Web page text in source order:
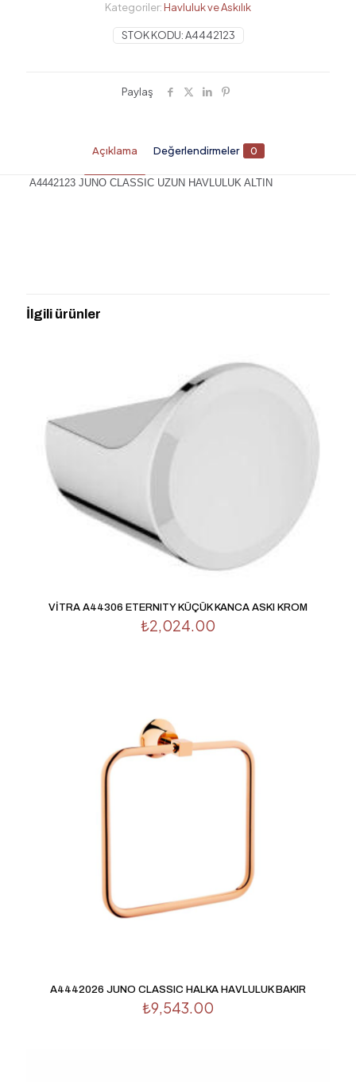
STOK KODU:A4442123
Kategoriler: Havluluk ve Askılık
Paylaş
Açıklama Değerlendirmeler 0
A4442123 JUNO CLASSIC UZUN HAVLULUK ALTIN
UZUN HAVLULUK ALTIN” için yorum
yapan ilk kişi siz olun
Gerekli alanlar
yıldız
2/5
3/5
Daha sonraki yorumlarımda kullanılması için adım, e-
posta adresim ve site adresim bu tarayıcıya kaydedilsin.
İlgili ürünler
VİTRA A44306 ETERNITY KÜÇÜK KANCA ASKI KROM
₺2,024.00
A4442026 JUNO CLASSIC HALKA HAVLULUK BAKIR
₺9,543.00